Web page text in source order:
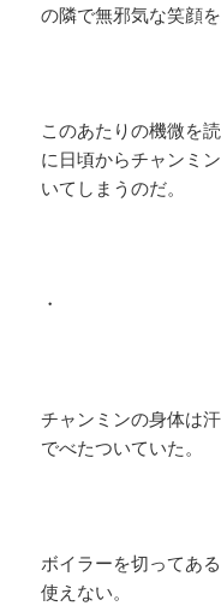
の隣で無邪気な笑顔
このあたりの機微を
に日頃からチャンミ
いてしまうのだ。
・
チャンミンの身体は
でべたついていた。
ボイラーを切ってあ
使えない。